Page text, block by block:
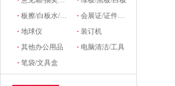
·板擦/白板水/磁粒/磁吸 ·会展证/证件卡/卡套挂绳/席位牌
·地球仪 ·装订机
·其他办公用品 · 电脑清洁/工具
·笔袋/文具盒